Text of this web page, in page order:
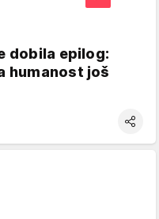
dobila epilog:
humanost još